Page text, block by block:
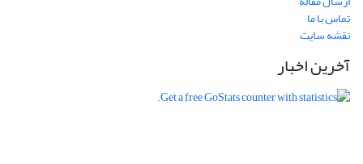
تماس با ما
نقشه سایت
آخرین اخبار